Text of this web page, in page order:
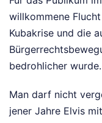
willkommene
Kubakrise und die
bedrohlicher wurde.
Man darf nicht
jener Jahre Elvis